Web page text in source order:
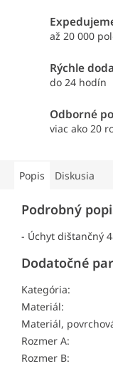
až 20 000
Rýchle
do 24 hodín
Odborné
viac ako 20
Popis Diskusia
Podrobný
- Úchyt dištančný
Dodatočné
Kategória:
Materiál:
Materiál,
Rozmer A:
Rozmer B: